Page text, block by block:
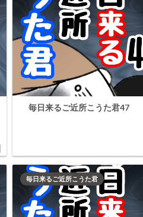
毎日来るご近所こうた君47
毎日来るご近所こうた君